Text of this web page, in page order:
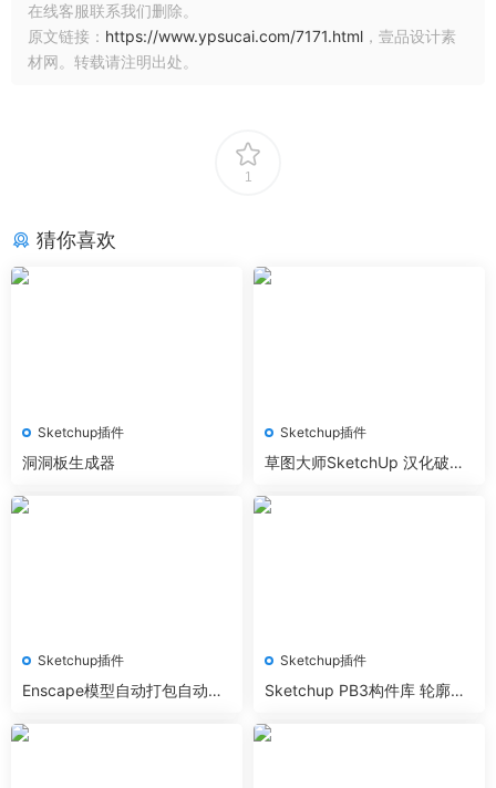
在线客服联系我们删除。
原文链接： https://www.ypsucai.com/7171.html ，壹品设计素
材网。转载请注明出处。
1
猜你喜欢
Sketchup插件
洞洞板生成器
Sketchup插件
草图大师SketchUp 汉化破解
Sketchup插件
Enscape模型自动打包自动修
Sketchup插件
Sketchup PB3构件库 轮廓放